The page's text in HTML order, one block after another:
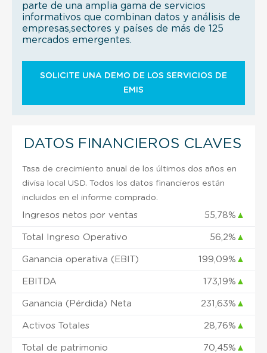
parte de una amplia gama de servicios
informativos que combinan datos y análisis de
empresas,sectores y países de más de 125
mercados emergentes.
SOLICITE UNA DEMO DE LOS SERVICIOS DE
EMIS
DATOS FINANCIEROS CLAVES
Tasa de crecimiento anual de los últimos dos años en
divisa local USD. Todos los datos financieros están
incluidos en el informe comprado.
Ingresos netos por ventas 55,78% ▲
Total Ingreso Operativo 56,2% ▲
Ganancia operativa (EBIT) 199,09% ▲
EBITDA 173,19% ▲
Ganancia (Pérdida) Neta 231,63% ▲
Activos Totales 28,76% ▲
Total de patrimonio 70,45% ▲